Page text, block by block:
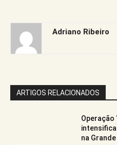
Adriano Ribeiro
ARTIGOS RELACIONADOS
Operação
na